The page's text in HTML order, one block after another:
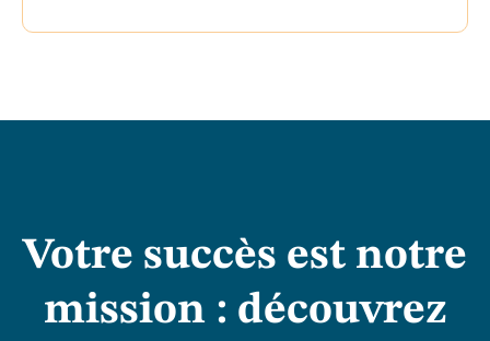
Votre succès est notre
mission : découvrez